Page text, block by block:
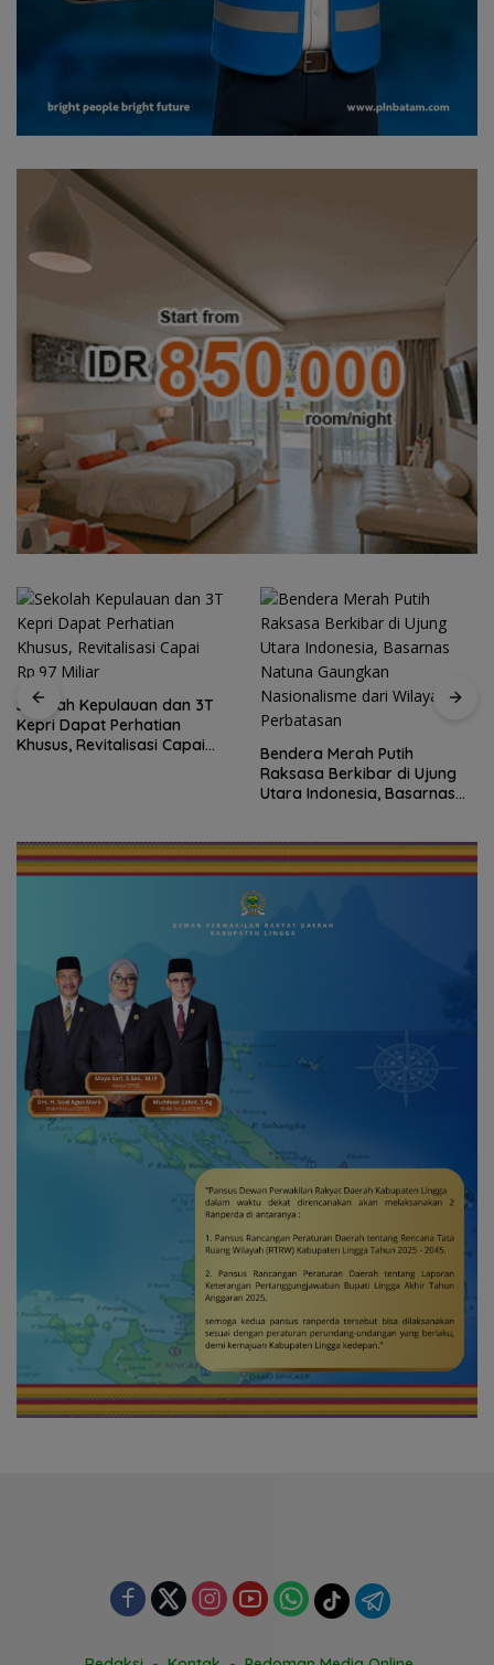
Sekolah Kepulauan dan 3T
Kepri Dapat Perhatian
Khusus, Revitalisasi Capai
Bendera Merah Putih
Raksasa Berkibar di Ujung
Utara Indonesia, Basarnas
Perbatasan